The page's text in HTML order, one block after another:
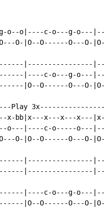
o--o|----c-o---g-o---
O-|O--O------O---O-
|----------------
|----c-o---g-o---
|O--O------O---O-
Play
bb|x---x---x---x---
o---|----c-o-----o---
O-|O--O------O---O-
|----------------
|----------------
|----c-o---g-o---
|O--O------O---O-